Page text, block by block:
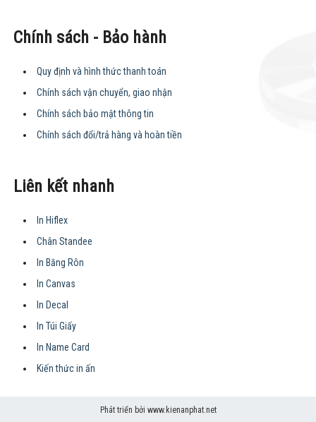
Chính sách - Bảo hành
Quy định và hình thức thanh toán
Chính sách vận chuyển, giao nhận
Chính sách bảo mật thông tin
Chính sách đổi/trả hàng và hoàn tiền
Liên kết nhanh
In Hiflex
Chân Standee
In Băng Rôn
In Canvas
In Decal
In Túi Giấy
In Name Card
Kiến thức in ấn
Phát triển bởi www.kienanphat.net